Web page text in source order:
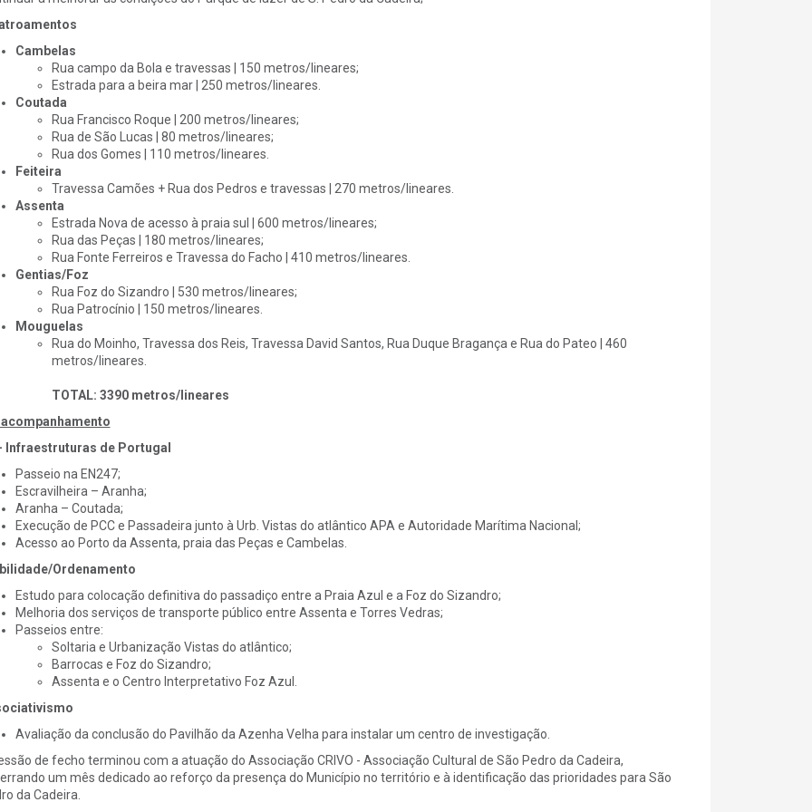
Cambelas
Rua campo da Bola e travessas | 150 metros/lineares;
Estrada para a beira mar | 250 metros/lineares.
Coutada
Rua Francisco Roque | 200 metros/lineares;
Rua de São Lucas | 80 metros/lineares;
Rua dos Gomes | 110 metros/lineares.
Feiteira
Travessa Camões + Rua dos Pedros e travessas | 270 metros/lineares.
Assenta
Estrada Nova de acesso à praia sul | 600 metros/lineares;
Rua das Peças | 180 metros/lineares;
Rua Fonte Ferreiros e Travessa do Facho | 410 metros/lineares.
Gentias/Foz
Rua Foz do Sizandro | 530 metros/lineares;
Rua Patrocínio | 150 metros/lineares.
Mouguelas
Rua do Moinho, Travessa dos Reis, Travessa David Santos, Rua Duque Bragança e Rua do Pateo | 460
metros/lineares.
TOTAL: 3390 metros/lineares
Infraestruturas de Portugal
Passeio na EN247;
Escravilheira – Aranha;
Aranha – Coutada;
Execução de PCC e Passadeira junto à Urb. Vistas do atlântico APA e Autoridade Marítima Nacional;
Acesso ao Porto da Assenta, praia das Peças e Cambelas.
Ordenamento
Estudo para colocação definitiva do passadiço entre a Praia Azul e a Foz do Sizandro;
Melhoria dos serviços de transporte público entre Assenta e Torres Vedras;
Passeios entre:
Soltaria e Urbanização Vistas do atlântico;
Barrocas e Foz do Sizandro;
Assenta e o Centro Interpretativo Foz Azul.
Avaliação da conclusão do Pavilhão da Azenha Velha para instalar um centro de investigação.
de fecho terminou com a atuação do Associação CRIVO - Associação Cultural de São Pedro da Cadeira,
um mês dedicado ao reforço da presença do Município no território e à identificação das prioridades para São
da Cadeira.